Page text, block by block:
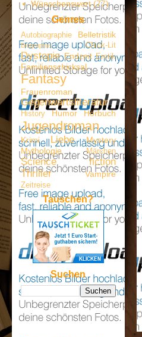
Wünschenswert (77)
Genres
Autobiographie Belletristik
Biographie Chick-Lit
Dystopie Endzeit Erotik
Familienschicksal
Fantasy
Frauenroman
Gegenwartsliteratur
History Humor Hörbuch
Jugendroman
Krimi Liebe
Mystery
Mythologie
Märchen
Science fiction
Thriller
Vampire
Zeitreise
Tauschen?
Suchen